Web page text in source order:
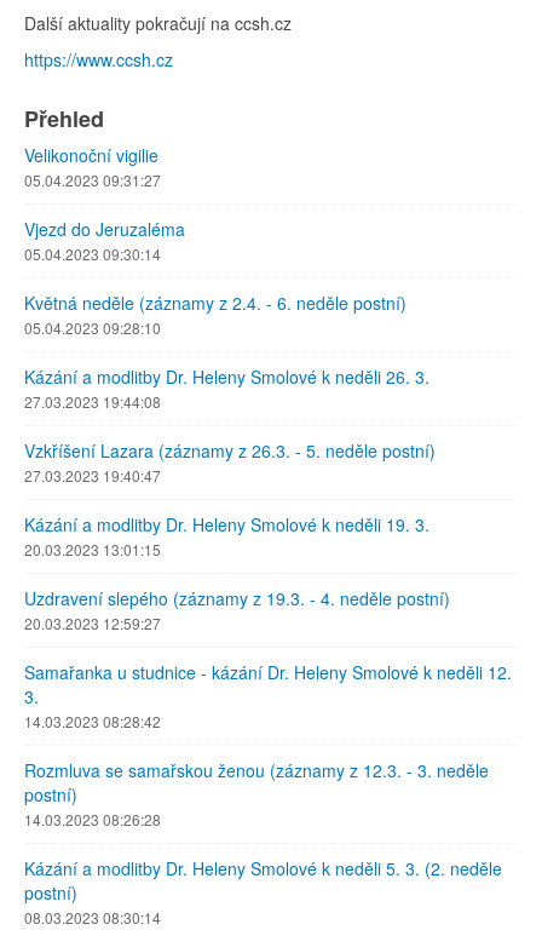
Další aktuality pokračují na ccsh.cz
https://www.ccsh.cz
Přehled
Velikonoční vigilie
05.04.2023 09:31:27
Vjezd do Jeruzaléma
05.04.2023 09:30:14
Květná neděle (záznamy z 2.4. - 6. neděle postní)
05.04.2023 09:28:10
Kázání a modlitby Dr. Heleny Smolové k neděli 26. 3.
27.03.2023 19:44:08
Vzkříšení Lazara (záznamy z 26.3. - 5. neděle postní)
27.03.2023 19:40:47
Kázání a modlitby Dr. Heleny Smolové k neděli 19. 3.
20.03.2023 13:01:15
Uzdravení slepého (záznamy z 19.3. - 4. neděle postní)
20.03.2023 12:59:27
Samařanka u studnice - kázání Dr. Heleny Smolové k neděli 12.
3.
14.03.2023 08:28:42
Rozmluva se samařskou ženou (záznamy z 12.3. - 3. neděle
postní)
14.03.2023 08:26:28
Kázání a modlitby Dr. Heleny Smolové k neděli 5. 3. (2. neděle
postní)
08.03.2023 08:30:14